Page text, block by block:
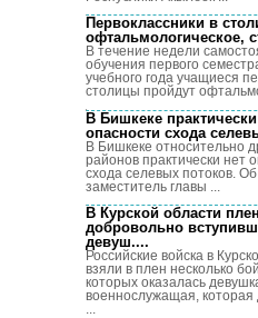
Первоклассники в
офтальмологическое,
В течение недели
обучения первого
учебного года учащиеся
столицы пройдут
В Бишкеке
опасности схода
В Бишкеке относительно
районов практически нет
схода селевых потоков.
заместитель главы ...
В Курской области
добровольно
девуш....
Российские войска в
взяли в плен несколько
которых оказалась
военнослужащая, которая
...